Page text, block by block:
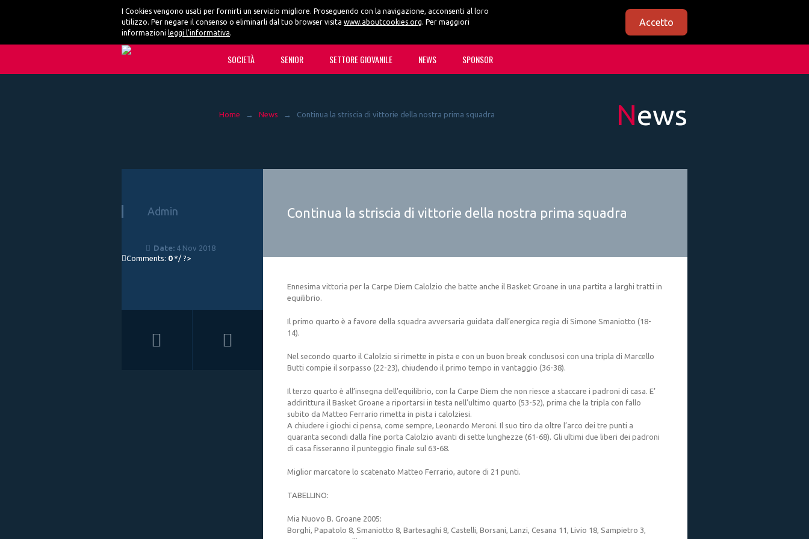
I Cookies vengono usati per fornirti un servizio migliore. Proseguendo con la navigazione, acconsenti al loro
utilizzo. Per negare il consenso o eliminarli dal tuo browser visita www.aboutcookies.org. Per maggiori
informazioni leggi l'informativa.
Accetto
SOCIETÀ SENIOR SETTORE GIOVANILE NEWS SPONSOR
Home → News → Continua la striscia di vittorie della nostra prima squadra News
Admin
Date: 4 Nov 2018
Comments: 0*/ ?>
Continua la striscia di vittorie della nostra prima squadra
Ennesima vittoria per la Carpe Diem Calolzio che batte anche il Basket Groane in una partita a larghi tratti in
equilibrio.
Il primo quarto è a favore della squadra avversaria guidata dall’energica regia di Simone Smaniotto (18-
14).
Nel secondo quarto il Calolzio si rimette in pista e con un buon break conclusosi con una tripla di Marcello
Butti compie il sorpasso (22-23), chiudendo il primo tempo in vantaggio (36-38).
Il terzo quarto è all’insegna dell’equilibrio, con la Carpe Diem che non riesce a staccare i padroni di casa. E’
addirittura il Basket Groane a riportarsi in testa nell’ultimo quarto (53-52), prima che la tripla con fallo
subito da Matteo Ferrario rimetta in pista i calolziesi.
A chiudere i giochi ci pensa, come sempre, Leonardo Meroni. Il suo tiro da oltre l’arco dei tre punti a
quaranta secondi dalla fine porta Calolzio avanti di sette lunghezze (61-68). Gli ultimi due liberi dei padroni
di casa fisseranno il punteggio finale sul 63-68.
Miglior marcatore lo scatenato Matteo Ferrario, autore di 21 punti.
TABELLINO:
Mia Nuovo B. Groane 2005:
Borghi, Papatolo 8, Smaniotto 8, Bartesaghi 8, Castelli, Borsani, Lanzi, Cesana 11, Livio 18, Sampietro 3,